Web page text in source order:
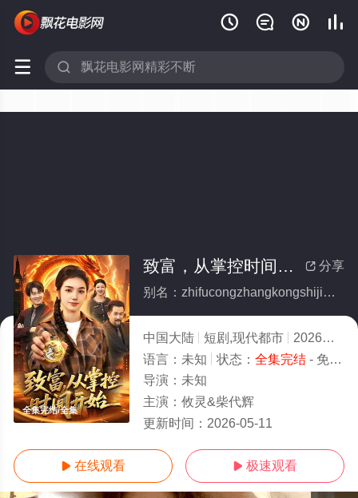
   
 
全集完结/全集
 分享
致富，从掌控时间开始(全集)
别名：zhifucongzhangkongshijiankaishi
中国大陆 短剧,现代都市 2026
10.0
语言： 未知 状态： 全集完结- 免费在线观看
导演： 未知
主演： 攸灵&柴代辉
更新时间： 2026-05-11
 在线观看  极速观看